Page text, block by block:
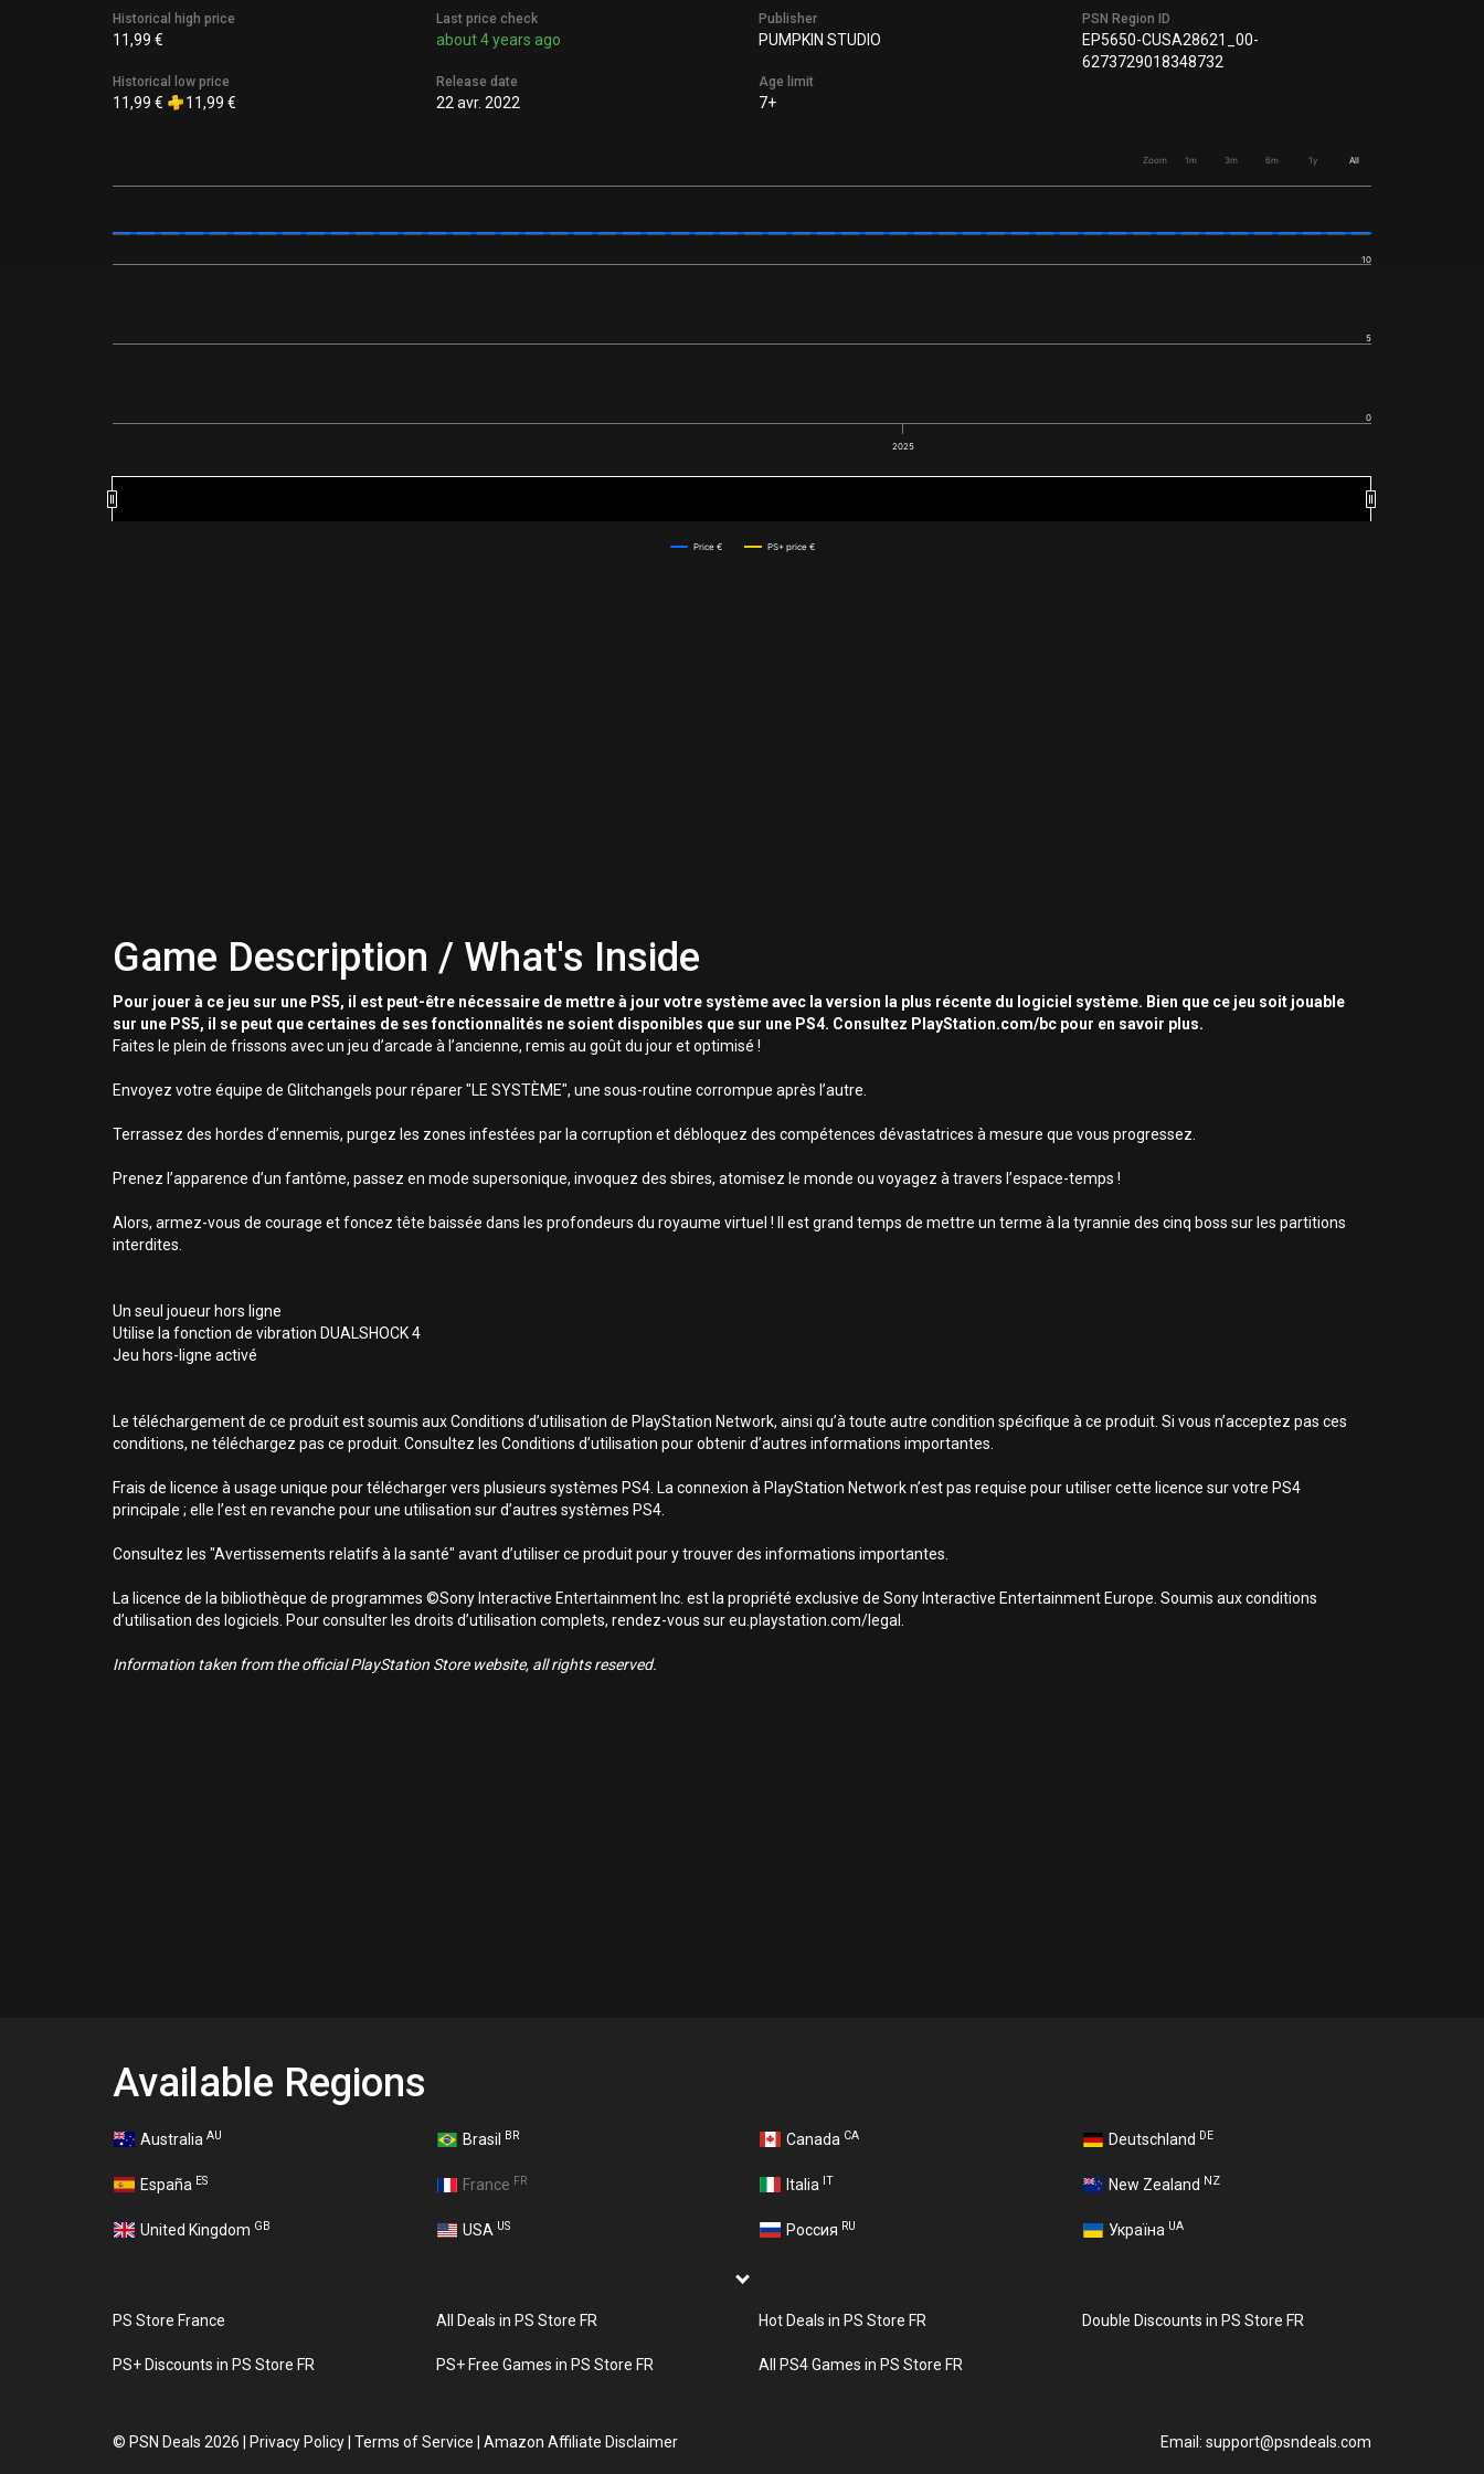
Historical high price
11,99 €
Historical low price
11,99 € 11,99 €
Last price check
about 4 years ago
Release date
22 avr. 2022
Publisher
PUMPKIN STUDIO
Age limit
7+
PSN Region ID
EP5650-CUSA28621_00-
6273729018348732
Zoom 1m 3m 6m 1y All
Price € PS+ price €
2025
0
5
10
Game Description / What's Inside
Pour jouer à ce jeu sur une PS5, il est peut-être nécessaire de mettre à jour votre système avec la version la plus récente du logiciel système. Bien que ce jeu soit jouable
sur une PS5, il se peut que certaines de ses fonctionnalités ne soient disponibles que sur une PS4. Consultez PlayStation.com/bc pour en savoir plus.
Faites le plein de frissons avec un jeu d’arcade à l’ancienne, remis au goût du jour et optimisé !
Envoyez votre équipe de Glitchangels pour réparer "LE SYSTÈME", une sous-routine corrompue après l’autre.
Terrassez des hordes d’ennemis, purgez les zones infestées par la corruption et débloquez des compétences dévastatrices à mesure que vous progressez.
Prenez l’apparence d’un fantôme, passez en mode supersonique, invoquez des sbires, atomisez le monde ou voyagez à travers l’espace-temps !
Alors, armez-vous de courage et foncez tête baissée dans les profondeurs du royaume virtuel ! Il est grand temps de mettre un terme à la tyrannie des cinq boss sur les partitions
interdites.
Un seul joueur hors ligne
Utilise la fonction de vibration DUALSHOCK 4
Jeu hors-ligne activé
Le téléchargement de ce produit est soumis aux Conditions d’utilisation de PlayStation Network, ainsi qu’à toute autre condition spécifique à ce produit. Si vous n’acceptez pas ces
conditions, ne téléchargez pas ce produit. Consultez les Conditions d’utilisation pour obtenir d’autres informations importantes.
Frais de licence à usage unique pour télécharger vers plusieurs systèmes PS4. La connexion à PlayStation Network n’est pas requise pour utiliser cette licence sur votre PS4
principale ; elle l’est en revanche pour une utilisation sur d’autres systèmes PS4.
Consultez les "Avertissements relatifs à la santé" avant d’utiliser ce produit pour y trouver des informations importantes.
La licence de la bibliothèque de programmes ©Sony Interactive Entertainment Inc. est la propriété exclusive de Sony Interactive Entertainment Europe. Soumis aux conditions
d’utilisation des logiciels. Pour consulter les droits d’utilisation complets, rendez-vous sur eu.playstation.com/legal.
Information taken from the official PlayStation Store website, all rights reserved.
Available Regions
Australia AU Brasil BR Canada CA Deutschland DE
España ES France FR Italia IT New Zealand NZ
United Kingdom GB USA US Россия RU Україна UA
PS Store France All Deals in PS Store FR Hot Deals in PS Store FR Double Discounts in PS Store FR
PS+ Discounts in PS Store FR PS+ Free Games in PS Store FR All PS4 Games in PS Store FR
© PSN Deals 2026 Privacy Policy Terms of Service Amazon Affiliate Disclaimer Email: support@psndeals.com